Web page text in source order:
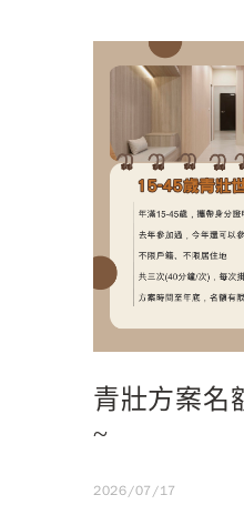
青壯方案名
~
2026/07/17